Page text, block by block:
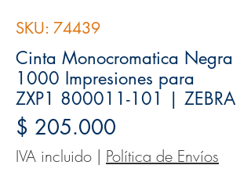
SKU: 74439
Cinta Monocromatica Negra
1000 Impresiones para
ZXP1 800011-101 | ZEBRA
$ 205.000
IVA incluido | Política de Envíos